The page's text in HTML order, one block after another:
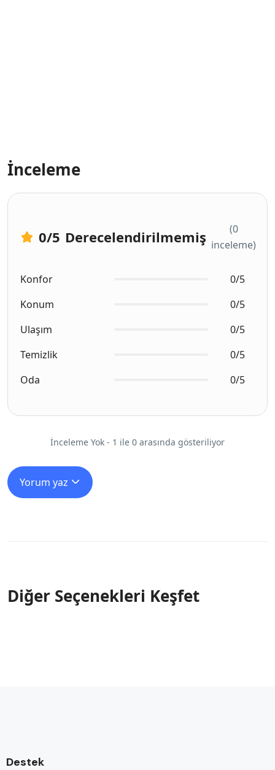
İnceleme
0/5 Derecelendirilmemiş
(0
inceleme)
Konfor
0/5
Konum
0/5
Ulaşım
0/5
Temizlik
0/5
Oda
0/5
İnceleme Yok - 1 ile 0 arasında gösteriliyor
Yorum yaz
Diğer Seçenekleri Keşfet
Destek